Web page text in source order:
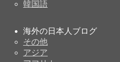
韓国語
海外の日本人ブログ
その他
アジア